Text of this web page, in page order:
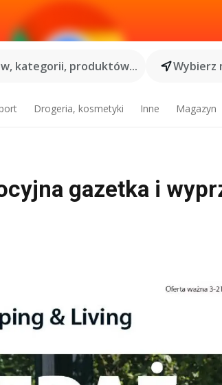
kategorii, produktów...
Wybierz
Drogeria, kosmetyki Inne Magazyn
gazetka i